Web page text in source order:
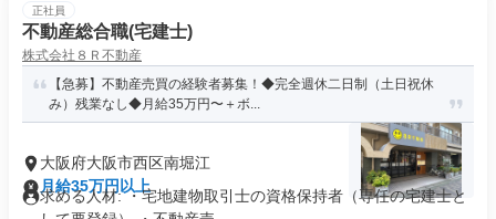
正社員
不動産総合職(宅建士)
株式会社８Ｒ不動産
【急募】不動産売買の経験者募集！◆完全週休二日制（土日祝休
み）残業なし◆月給35万円〜＋ボ...
大阪府大阪市西区南堀江
月給35万円以上
求める人材: ・宅地建物取引士の資格保持者（専任の宅建士と